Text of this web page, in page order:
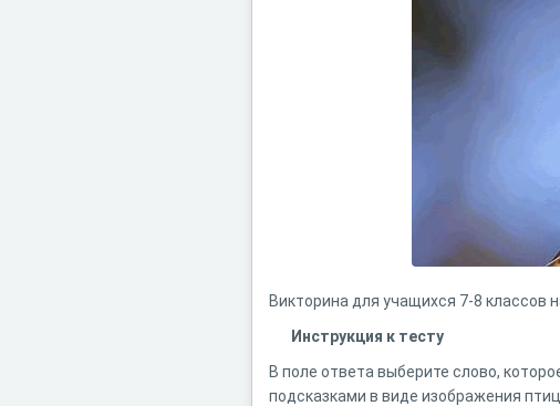
Викторина для учащихся 7-8 классов
Инструкция к тесту
В поле ответа выберите слово,
подсказками в виде изображения птиц